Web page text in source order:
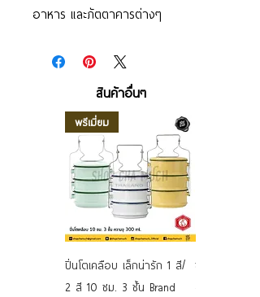
อาหาร และภัตตาคารต่างๆ
สินค้าอื่นๆ
พรีเมี่ยม
ปิ่นโตเคลือบ เล็กน่ารัก 1 สี/
2 สี 10 ซม. 3 ชั้น Brand
ชามเคลือบ